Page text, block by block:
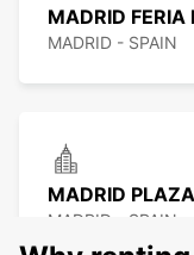
MADRID FERIA
MADRID - SPAIN
MADRID
MADRID - SPAIN